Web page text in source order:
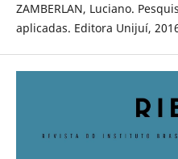
ZAMBERLAN, Luciano.
aplicadas. Editora Unijuí,